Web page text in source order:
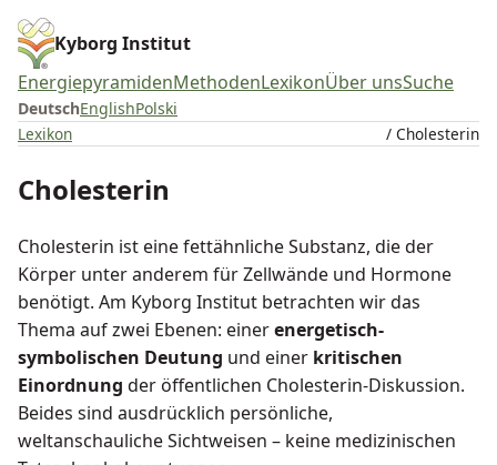
Kyborg Institut
EnergiepyramidenMethodenLexikonÜber unsSuche
DeutschEnglishPolski
Lexikon
/ Cholesterin
Cholesterin
Cholesterin ist eine fettähnliche Substanz, die der
Körper unter anderem für Zellwände und Hormone
benötigt. Am Kyborg Institut betrachten wir das
Thema auf zwei Ebenen: einerenergetisch-
symbolischen Deutung und einer kritischen
Einordnung der öffentlichen Cholesterin-Diskussion.
Beides sind ausdrücklich persönliche,
weltanschauliche Sichtweisen – keine medizinischen